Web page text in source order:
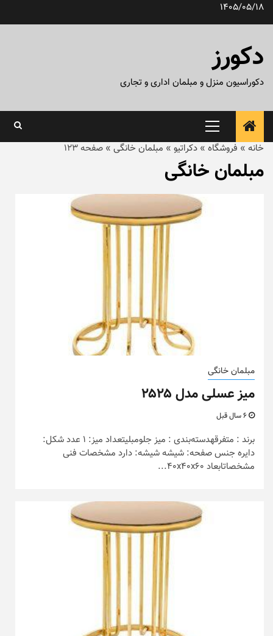
پرش1405/05/18
دکورز
دکوراسیون منزل و مبلمان اداری و تجاری
منوی
اصلی
خانه » فروشگاه » دکراتیو » مبلمان خانگی » صفحه 123
مبلمان خانگی
مبلمان خانگی
میز عسلی مدل ۲۵۲۵
برند : متفرقهدسته‌بندی : میز جلومبلیتعداد میز: 1 عدد شکل:
دایره جنس صفحه: شیشه شیشه: دارد مشخصات فنی
مشخصاتابعاد 40x40x60...